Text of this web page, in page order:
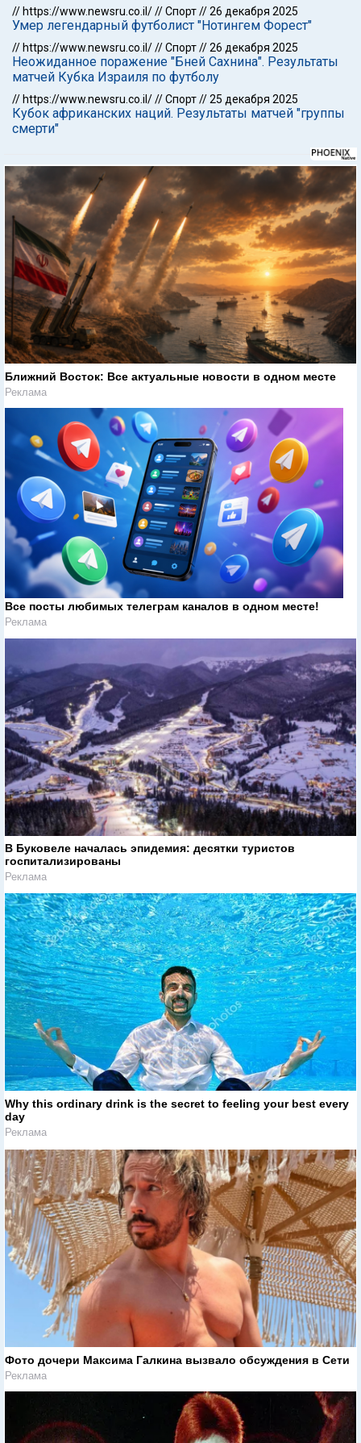
// https://www.newsru.co.il///Спорт//26 декабря 2025
Умер легендарный футболист "Нотингем Форест"
// https://www.newsru.co.il///Спорт//26 декабря 2025
Неожиданное поражение "Бней Сахнина". Результаты
матчей Кубка Израиля по футболу
// https://www.newsru.co.il///Спорт//25 декабря 2025
Кубок африканских наций. Результаты матчей "группы
смерти"
Ближний Восток: Все актуальные новости в одном месте
Реклама
Все посты любимых телеграм каналов в одном месте!
Реклама
В Буковеле началась эпидемия: десятки туристов
госпитализированы
Реклама
Why this ordinary drink is the secret to feeling your best every
day
Реклама
Фото дочери Максима Галкина вызвало обсуждения в Сети
Реклама